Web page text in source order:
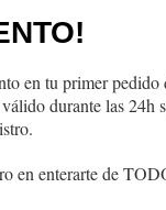
Cambios y
Recogida
en tu primer
durante las 24h
en enterarte de